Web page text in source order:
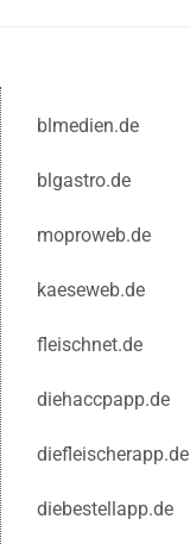
blmedien.de
blgastro.de
moproweb.de
kaeseweb.de
fleischnet.de
diehaccpapp.de
diefleischerapp.de
diebestellapp.de